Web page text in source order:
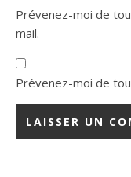
Prévenez-moi de
mail.
Prévenez-moi de